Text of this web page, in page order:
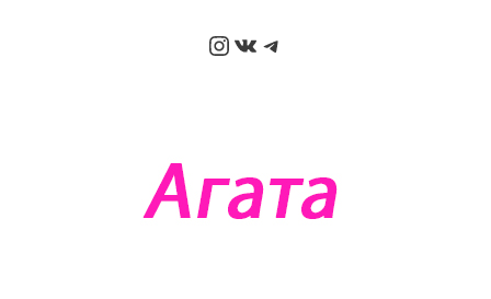
Instagram
ВКонтакте
Telegram